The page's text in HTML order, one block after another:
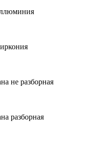
не разборная
разборная